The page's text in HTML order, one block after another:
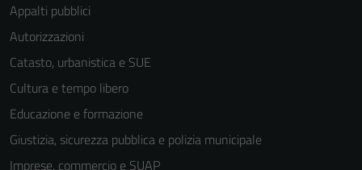
Appalti pubblici
Autorizzazioni
Catasto, urbanistica e SUE
Cultura e tempo libero
Educazione e formazione
Giustizia, sicurezza pubblica e polizia municipale
Imprese, commercio e SUAP
Questi cookie